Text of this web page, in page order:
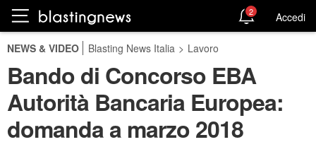
2 Accedi
NEWS & VIDEO Blasting News Italia > Lavoro
Bando di Concorso EBA
Autorità Bancaria Europea:
domanda a marzo 2018